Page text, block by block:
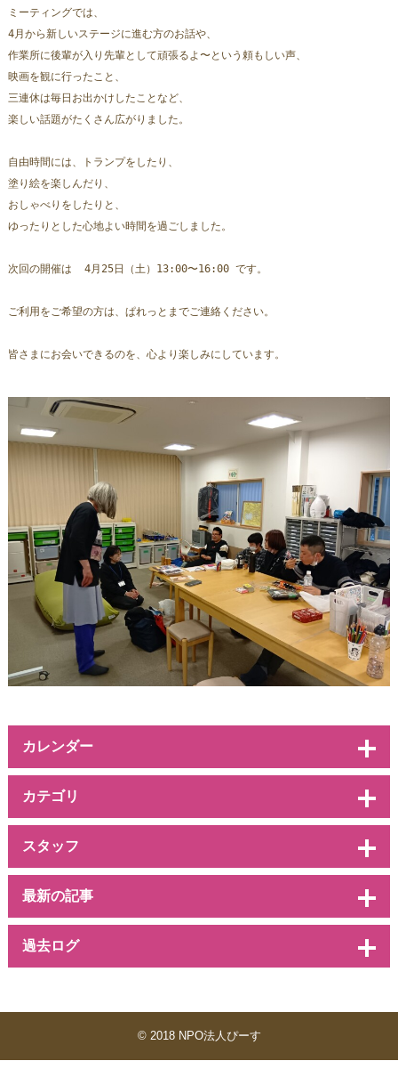
ミーティングでは、
4月から新しいステージに進む方のお話や、
作業所に後輩が入り先輩として頑張るよ〜という頼もしい声、
映画を観に行ったこと、
三連休は毎日お出かけしたことなど、
楽しい話題がたくさん広がりました。
自由時間には、トランプをしたり、
塗り絵を楽しんだり、
おしゃべりをしたりと、
ゆったりとした心地よい時間を過ごしました。
次回の開催は  4月25日（土）13:00〜16:00 です。
ご利用をご希望の方は、ぱれっとまでご連絡ください。
皆さまにお会いできるのを、心より楽しみにしています。
カレンダー
カテゴリ
スタッフ
最新の記事
過去ログ
© 2018 NPO法人ぴーす